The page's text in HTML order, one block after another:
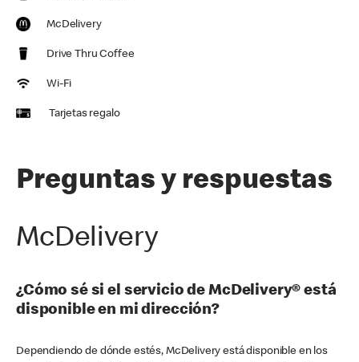
McDelivery
Drive Thru Coffee
Wi-Fi
Tarjetas regalo
Preguntas y respuestas
McDelivery
¿Cómo sé si el servicio de McDelivery® está
disponible en mi dirección?
Dependiendo de dónde estés, McDelivery está disponible en los